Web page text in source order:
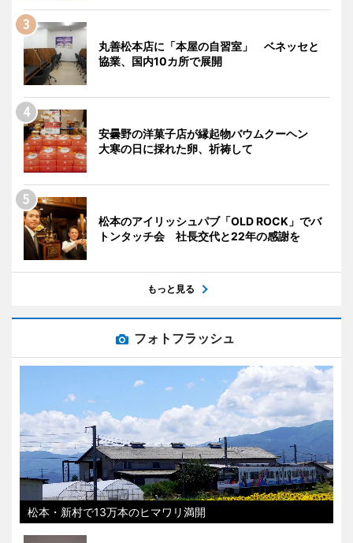
丸善松本店に「本屋の自習室」 ベネッセと
協業、国内10カ所で展開
安曇野の洋菓子店が縁起物バウムクーヘン
大寒の日に採れた卵、祈祷して
松本のアイリッシュパブ「OLD ROCK」でバ
トンタッチ会 社長交代と22年の感謝を
もっと見る
フォトフラッシュ
松本・新村で13万本のヒマワリ満開